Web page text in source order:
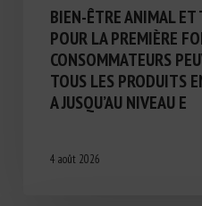
BIEN-ÊTRE ANIMAL ET
POUR LA PREMIÈRE
CONSOMMATEURS
TOUS LES PRODUITS
A JUSQU’AU NIVEAU E
4 août 2026